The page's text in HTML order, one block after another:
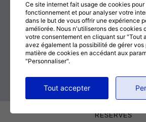
COTISATION, RENOUVELLEMENT ET
DON
CONTACTEZ-NOUS
RÉSERVÉS
Ce site internet fait usage de cookies pour
fonctionnement et pour analyser votre
dans le but de vous offrir une expérience
améliorée. Nous n'utiliserons des cookies
votre consentement en cliquant sur "Tout
avez également la possibilité de gérer vos
matière de cookies en accédant aux
"Personnaliser".
Tout accepter